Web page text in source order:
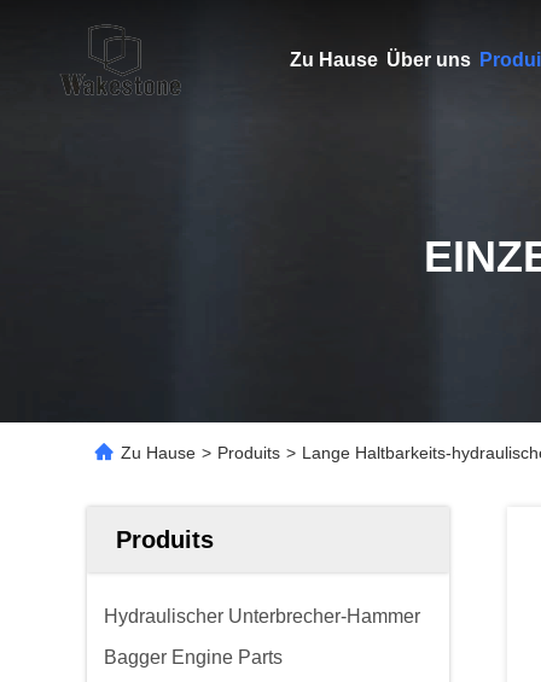
Zu Hause Über uns
Zu Hause > Produits > Lange Haltbarkeits-
Produits
Hydraulischer Unterbrecher-Hammer
Bagger Engine Parts